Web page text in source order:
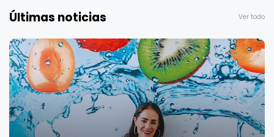
Últimas noticias Ver todo